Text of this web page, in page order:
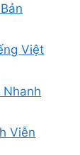
Việt
Viễn